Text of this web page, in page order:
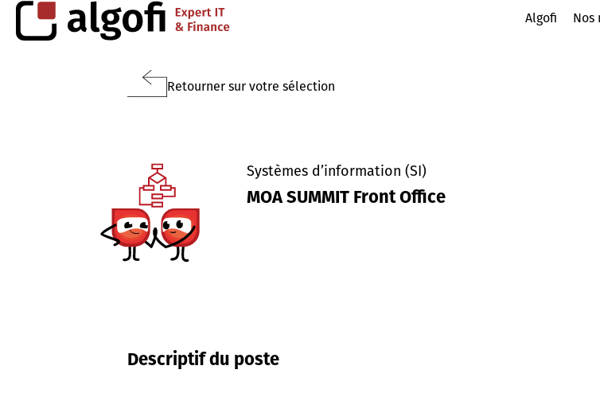
Algofi Nos
Retourner sur votre sélection
Systèmes d’information (SI)
MOA SUMMIT Front Office
Descriptif du poste